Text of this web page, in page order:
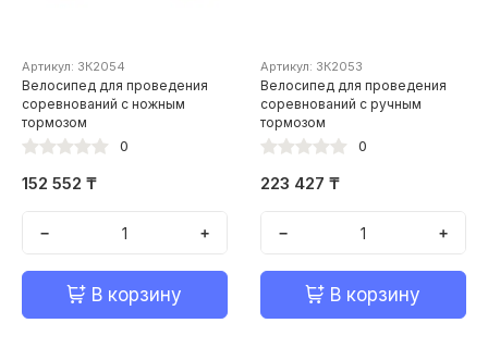
Артикул: ЗК2054
Велосипед для проведения
соревнований с ножным
тормозом
0
152 552 ₸
− +
В корзину
Артикул: ЗК2053
Велосипед для проведения
соревнований с ручным
тормозом
0
223 427 ₸
− +
В корзину